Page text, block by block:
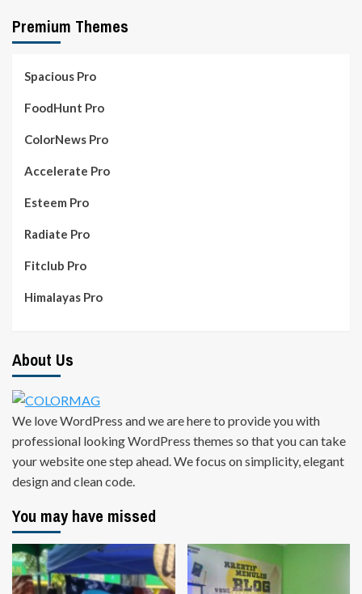
Premium Themes
Spacious Pro
FoodHunt Pro
ColorNews Pro
Accelerate Pro
Esteem Pro
Radiate Pro
Fitclub Pro
Himalayas Pro
About Us
We love WordPress and we are here to provide you with
professional looking WordPress themes so that you can take
your website one step ahead. We focus on simplicity, elegant
design and clean code.
You may have missed